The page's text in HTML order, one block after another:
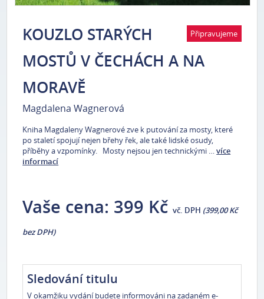
Připravujeme
KOUZLO STARÝCH
MOSTŮ V ČECHÁCH A NA
MORAVĚ
Magdalena Wagnerová
Kniha Magdaleny Wagnerové zve k putování za mosty, které
po staletí spojují nejen břehy řek, ale také lidské osudy,
příběhy a vzpomínky. Mosty nejsou jen technickými …více
informací
Vaše cena: 399 Kč vč. DPH (399,00 Kč
bez DPH)
Sledování titulu
V okamžiku vydání budete informováni na zadaném e-